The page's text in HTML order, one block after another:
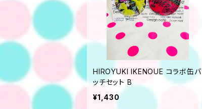
HIROYUKI IKENOUE コラボ缶バ
ッチセット B
¥1,430